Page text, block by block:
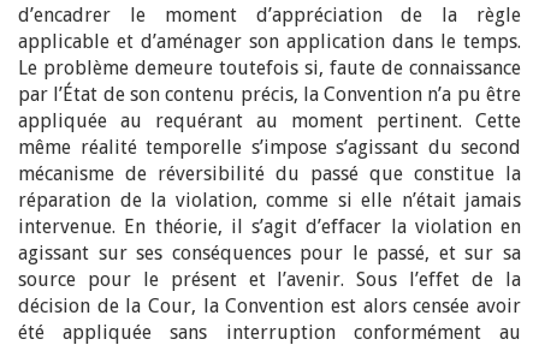
d’encadrer le moment d’appréciation de la règle
applicable et d’aménager son application dans le temps.
Le problème demeure toutefois si, faute de connaissance
par l’État de son contenu précis, la Convention n’a pu être
appliquée au requérant au moment pertinent. Cette
même réalité temporelle s’impose s’agissant du second
mécanisme de réversibilité du passé que constitue la
réparation de la violation, comme si elle n’était jamais
intervenue. En théorie, il s’agit d’effacer la violation en
agissant sur ses conséquences pour le passé, et sur sa
source pour le présent et l’avenir. Sous l’effet de la
décision de la Cour, la Convention est alors censée avoir
été appliquée sans interruption conformément au